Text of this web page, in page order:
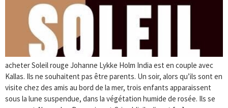
acheter Soleil rouge Johanne Lykke Holm India est en couple avec
Kallas. Ils ne souhaitent pas être parents. Un soir, alors qu’ils sont en
visite chez des amis au bord de la mer, trois enfants apparaissent
sous la lune suspendue, dans la végétation humide de rosée. Ils se